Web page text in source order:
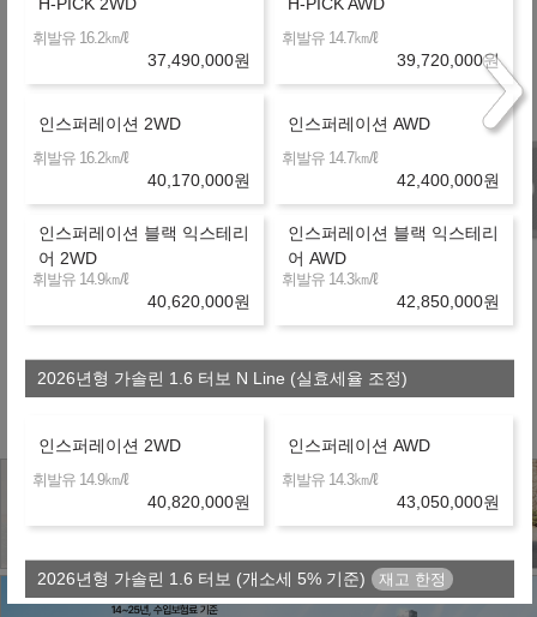
N 금융사
온라인 비교
원
36개월 선수+보증금 10,254,000 원
B 금융사 575,300
+4,791,600
36개월 선수+보증금
※ 보험 : 대인 무한, 대물 1억, 26세이상
※ 정비 : 미포함
휘발유 16.2㎞/ℓ
37,490,000원
휘발유 14.7㎞/ℓ
39,720,000원
인스퍼레이션 2WD
휘발유 16.2㎞/ℓ
40,170,000원
인스퍼레이션 AWD
휘발유 14.7㎞/ℓ
42,400,000원
인스퍼레이션 블랙 익스테리
어 2WD
휘발유 14.9㎞/ℓ
40,620,000원
인스퍼레이션 블랙 익스테리
어 AWD
휘발유 14.3㎞/ℓ
42,850,000원
2026년형 가솔린 1.6 터보 N Line (실효세율 조정)
인스퍼레이션 2WD
휘발유 14.9㎞/ℓ
40,820,000원
인스퍼레이션 AWD
휘발유 14.3㎞/ℓ
43,050,000원
2026년형 가솔린 1.6 터보 (개소세 5% 기준)